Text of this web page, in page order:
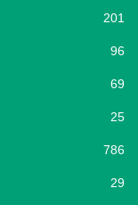
201
96
69
25
786
29